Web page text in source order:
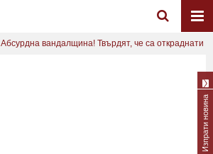
Абсурдна вандалщина! Твърдят, че са откраднати ...
Изпрати новина